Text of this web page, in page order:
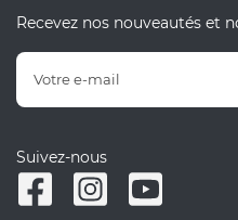
Recevez nos nouveautés et
Suivez-nous